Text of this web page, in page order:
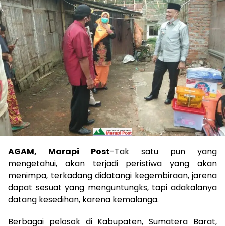
AGAM, Marapi Post-Tak satu pun yang
mengetahui, akan terjadi peristiwa yang akan
menimpa, terkadang didatangi kegembiraan, jarena
dapat sesuat yang menguntungks, tapi adakalanya
datang kesedihan, karena kemalanga.
Berbagai pelosok di Kabupaten, Sumatera Barat,